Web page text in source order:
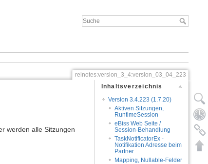
relnotes:version_3_4:version_03_04_223
Inhaltsverzeichnis
Version 3.4.223 (1.7.20)
Aktiven Sitzungen,
RuntimeSession
eBiss Web Seite /
Session-Behandlung
TaskNotificatorEx -
Notifikation Adresse beim
Partner
Mapping, Nullable-Felder
werden alle Sitzungen